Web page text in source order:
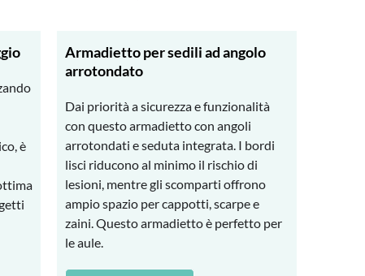
è
Armadietto per sedili ad angolo
arrotondato
Dai priorità a sicurezza e funzionalità
con questo armadietto con angoli
arrotondati e seduta integrata. I bordi
lisci riducono al minimo il rischio di
lesioni, mentre gli scomparti offrono
ampio spazio per cappotti, scarpe e
zaini. Questo armadietto è perfetto per
le aule.